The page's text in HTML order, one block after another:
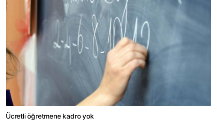
Ücretli öğretmene kadro yok